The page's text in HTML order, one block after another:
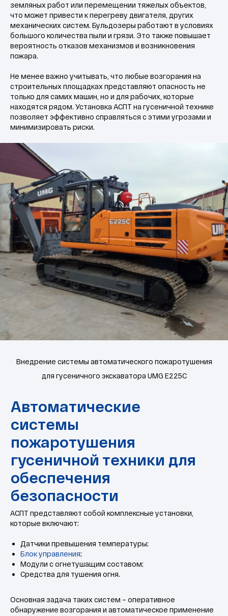
земляных работ или перемещении тяжелых объектов,
что может привести к перегреву двигателя, других
механических систем. Бульдозеры работают в условиях
большого количества пыли и грязи. Это также повышает
вероятность отказов механизмов и возникновения
пожара.
Не менее важно учитывать, что любые возгорания на
строительных площадках представляют опасность не
только для самих машин, но и для рабочих, которые
находятся рядом. Установка АСПТ на гусеничной технике
позволяет эффективно справляться с этими угрозами и
минимизировать риски.
Внедрение системы автоматического пожаротушения
для гусеничного экскаватора UMG E225C
Автоматические
системы
пожаротушения
гусеничной техники для
обеспечения
АСПТ представляют собой комплексные установки,
которые включают:
Датчики превышения температуры;
Блок управления;
Модули с огнетушащим составом;
Средства для тушения огня.
Основная задача таких систем – оперативное
обнаружение возгорания и автоматическое применение
Принцип работы АСПТ
на гусеничной технике